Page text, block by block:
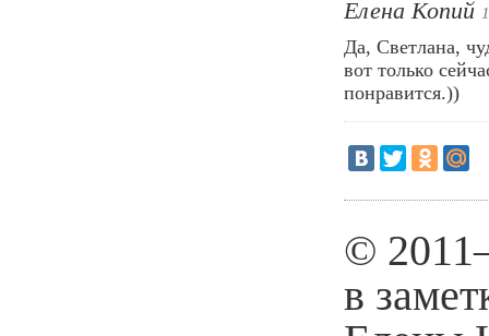
Елена Копий
Да, Светлана,
вот только
понравится.))
©
в